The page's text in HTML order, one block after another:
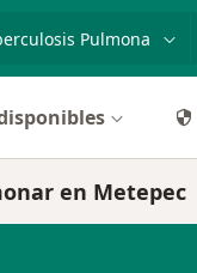
en Metepec